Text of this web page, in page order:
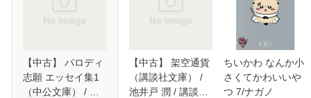
【中古】 パロディ
志願 エッセイ集1
（中公文庫） / 井
【中古】 架空通貨
（講談社文庫） /
池井戸 潤 / 講談社
ちいかわ なんか小
さくてかわいいや
つ 7/ナガノ